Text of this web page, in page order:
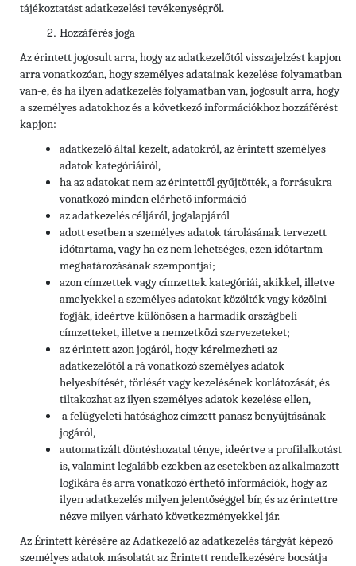
tájékoztatást adatkezelési tevékenységről.
Hozzáférés joga
Az érintett jogosult arra, hogy az adatkezelőtől visszajelzést kapjon
arra vonatkozóan, hogy személyes adatainak kezelése folyamatban
van-e, és ha ilyen adatkezelés folyamatban van, jogosult arra, hogy
a személyes adatokhoz és a következő információkhoz hozzáférést
kapjon:
adatkezelő által kezelt, adatokról, az érintett személyes
adatok kategóriáiról,
ha az adatokat nem az érintettől gyűjtötték, a forrásukra
vonatkozó minden elérhető információ
az adatkezelés céljáról, jogalapjáról
adott esetben a személyes adatok tárolásának tervezett
időtartama, vagy ha ez nem lehetséges, ezen időtartam
meghatározásának szempontjai;
azon címzettek vagy címzettek kategóriái, akikkel, illetve
amelyekkel a személyes adatokat közölték vagy közölni
fogják, ideértve különösen a harmadik országbeli
címzetteket, illetve a nemzetközi szervezeteket;
az érintett azon jogáról, hogy kérelmezheti az
adatkezelőtől a rá vonatkozó személyes adatok
helyesbítését, törlését vagy kezelésének korlátozását, és
tiltakozhat az ilyen személyes adatok kezelése ellen,
a felügyeleti hatósághoz címzett panasz benyújtásának
jogáról,
automatizált döntéshozatal ténye, ideértve a profilalkotást
is, valamint legalább ezekben az esetekben az alkalmazott
logikára és arra vonatkozó érthető információk, hogy az
ilyen adatkezelés milyen jelentőséggel bír, és az érintettre
nézve milyen várható következményekkel jár.
Az Érintett kérésére az Adatkezelő az adatkezelés tárgyát képező
személyes adatok másolatát az Érintett rendelkezésére bocsátja